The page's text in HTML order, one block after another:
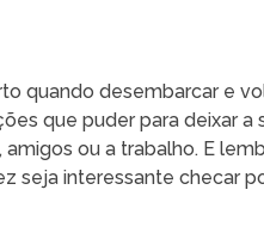
quando desembarcar e
que puder para deixar a
ou a trabalho. E
seja interessante checar